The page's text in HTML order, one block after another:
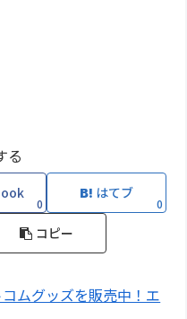
る
0
はてブ
0
コピー
ムグッズを販売中！エ